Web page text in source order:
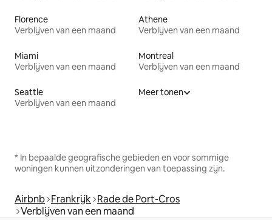
Florence
Verblijven van een maand
Athene
Verblijven van een maand
Miami
Verblijven van een maand
Montreal
Verblijven van een maand
Seattle
Verblijven van een maand
Meer tonen
* In bepaalde geografische gebieden en voor sommige
woningen kunnen uitzonderingen van toepassing zijn.
Airbnb Frankrijk Rade de Port-Cros
Verblijven van een maand